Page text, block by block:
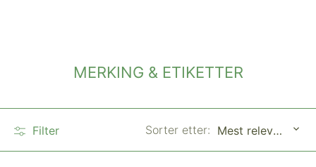
MERKING & ETIKETTER
Filter Sorter etter: Mest relevant